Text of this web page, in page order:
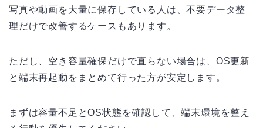
写真や動画を大量に保存している人は、不要データ整
理だけで改善するケースもあります。
ただし、空き容量確保だけで直らない場合は、OS更新
と端末再起動をまとめて行った方が安定します。
まずは容量不足とOS状態を確認して、端末環境を整え